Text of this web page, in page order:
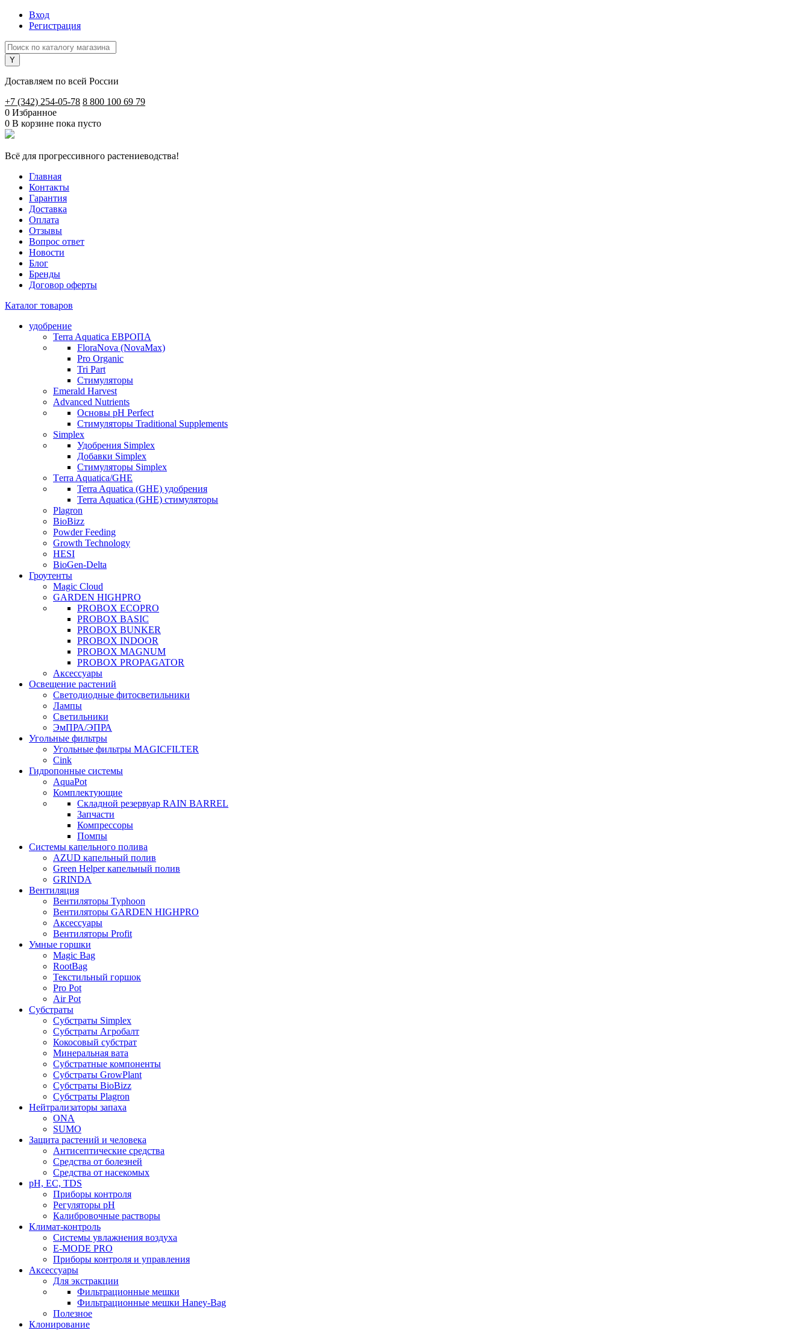
Вход
Регистрация
Доставляем по всей России
+7 (342) 254-05-78 8 800 100 69 79
0 Избранное
0 В корзине пока пусто
Всё для прогрессивного растениеводства!
Главная
Контакты
Гарантия
Доставка
Оплата
Отзывы
Вопрос ответ
Новости
Блог
Бренды
Договор оферты
Каталог товаров
удобрение
Terra Aquatica ЕВРОПА
FloraNova (NovaMax)
Pro Organic
Tri Part
Стимуляторы
Emerald Harvest
Advanced Nutrients
Основы pH Perfect
Стимуляторы Traditional Supplements
Simplex
Удобрения Simplex
Добавки Simplex
Стимуляторы Simplex
Тerra Aquatica/GHE
Terra Aquatica (GHE) удобрения
Terra Aquatica (GHE) стимуляторы
Plagron
BioBizz
Powder Feeding
Growth Technology
HESI
BioGen-Delta
Гроутенты
Magic Cloud
GARDEN HIGHPRO
PROBOX ECOPRO
PROBOX BASIC
PROBOX BUNKER
PROBOX INDOOR
PROBOX MAGNUM
PROBOX PROPAGATOR
Аксессуары
Освещение растений
Светодиодные фитосветильники
Лампы
Светильники
ЭмПРА/ЭПРА
Угольные фильтры
Угольные фильтры MAGICFILTER
Cink
Гидропонные системы
AquaPot
Комплектующие
Складной резервуар RAIN BARREL
Запчасти
Компрессоры
Помпы
Системы капельного полива
AZUD капельный полив
Green Helper капельный полив
GRINDA
Вентиляция
Вентиляторы Typhoon
Вентиляторы GARDEN HIGHPRO
Аксессуары
Вентиляторы Profit
Умные горшки
Magic Bag
RootBag
Текстильный горшок
Pro Pot
Air Pot
Субстраты
Субстраты Simplex
Субстраты Агробалт
Кокосовый субстрат
Минеральная вата
Субстратные компоненты
Субстраты GrowPlant
Субстраты BioBizz
Субстраты Plagron
Нейтрализаторы запаха
ONA
SUMO
Защита растений и человека
Антисептические средства
Средства от болезней
Средства от насекомых
pH, EC, TDS
Приборы контроля
Регуляторы pH
Калибровочные растворы
Климат-контроль
Системы увлажнения воздуха
E-MODE PRO
Приборы контроля и управления
Аксессуары
Для экстракции
Фильтрационные мешки
Фильтрационные мешки Haney-Bag
Полезное
Клонирование